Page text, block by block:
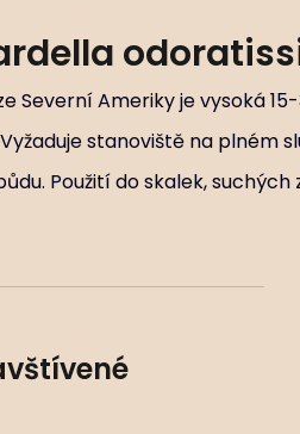
Severní Ameriky je vysoká
stanoviště na plném
Použití do skalek, suchých